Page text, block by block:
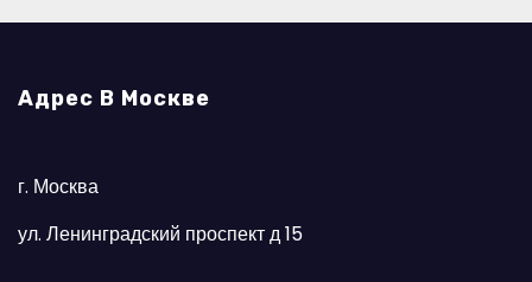
Адрес В Москве
г. Москва
ул. Ленинградский проспект д 15